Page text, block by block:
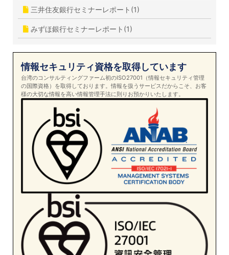
三井住友銀行セミナーレポート(1)
みずほ銀行セミナーレポート(1)
情報セキュリティ資格を取得しています
台湾のコンサルティングファーム初のISO27001（情報セキュリティ管理
の国際資格）を取得しております。情報を扱うサービスだからこそ、お客
様の大切な情報を高い情報管理手法に則りお預かりいたします。